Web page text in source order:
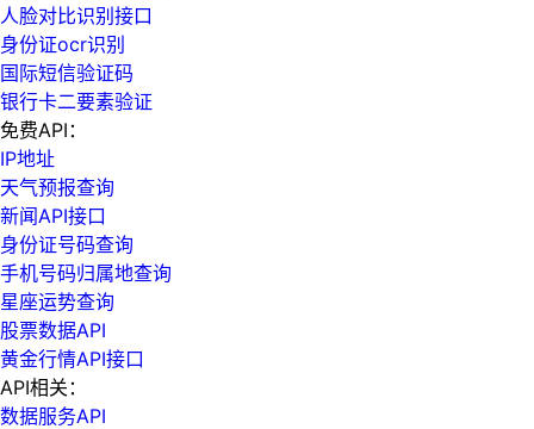
人脸对比识别接口
身份证ocr识别
国际短信验证码
银行卡二要素验证
免费API：
IP地址
天气预报查询
新闻API接口
身份证号码查询
手机号码归属地查询
星座运势查询
股票数据API
黄金行情API接口
API相关：
数据服务API